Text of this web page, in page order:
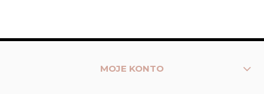
MOJE KONTO